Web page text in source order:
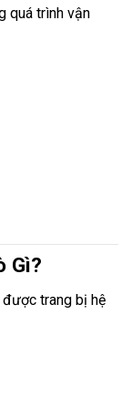
quá trình vận
Gì?
trang bị hệ